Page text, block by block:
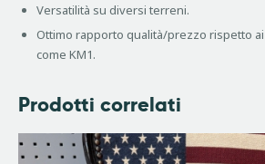
Versatilità su diversi terreni.
Ottimo rapporto qualità/prezzo rispetto
come KM1.
Prodotti correlati